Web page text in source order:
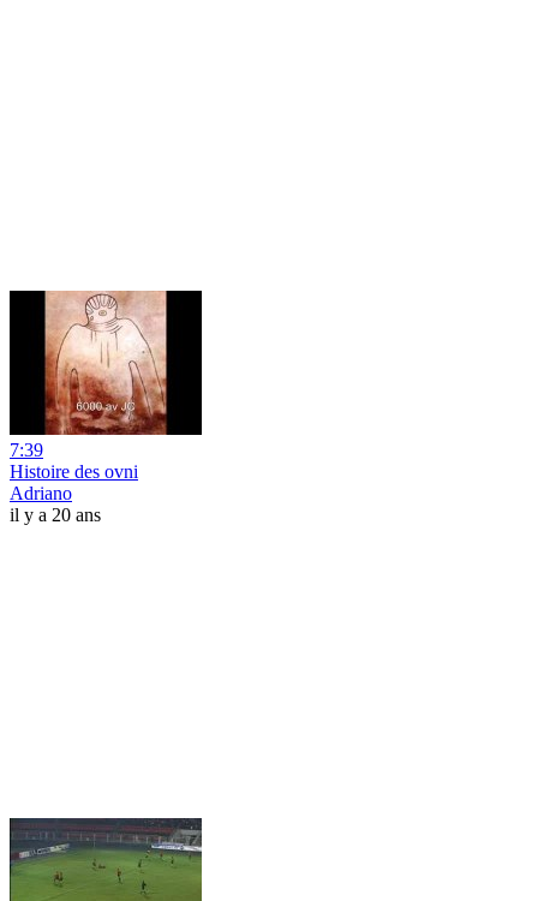
7:39
Histoire des ovni
Adriano
il y a 20 ans